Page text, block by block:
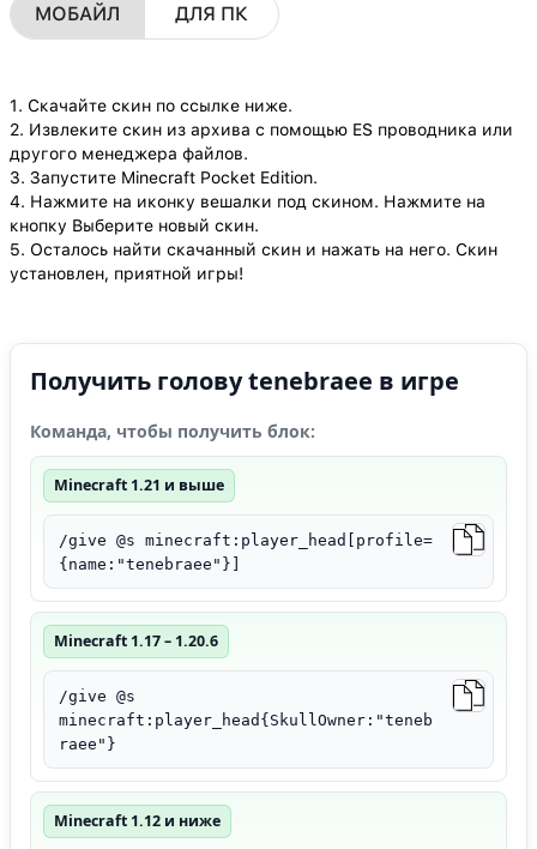
МОБАЙЛ ДЛЯ ПК
1. Скачайте скин по ссылке ниже.
2. Извлеките скин из архива с помощью ES проводника или
другого менеджера файлов.
3. Запустите Minecraft Pocket Edition.
4. Нажмите на иконку вешалки под скином. Нажмите на
кнопку Выберите новый скин.
5. Осталось найти скачанный скин и нажать на него. Скин
установлен, приятной игры!
Получить голову tenebraee в игре
Команда, чтобы получить блок:
Minecraft 1.21 и выше
/give @s minecraft:player_head[profile=
{name:"tenebraee"}]
Minecraft 1.17 – 1.20.6
/give @s
minecraft:player_head{SkullOwner:"teneb
raee"}
Minecraft 1.12 и ниже